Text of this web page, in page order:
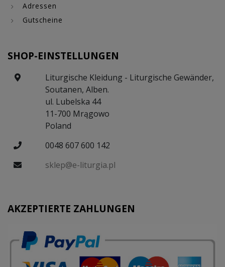
Adressen
Gutscheine
SHOP-EINSTELLUNGEN
Liturgische Kleidung - Liturgische Gewänder,
Soutanen, Alben.
ul. Lubelska 44
11-700 Mrągowo
Poland
0048 607 600 142
sklep@e-liturgia.pl
AKZEPTIERTE ZAHLUNGEN